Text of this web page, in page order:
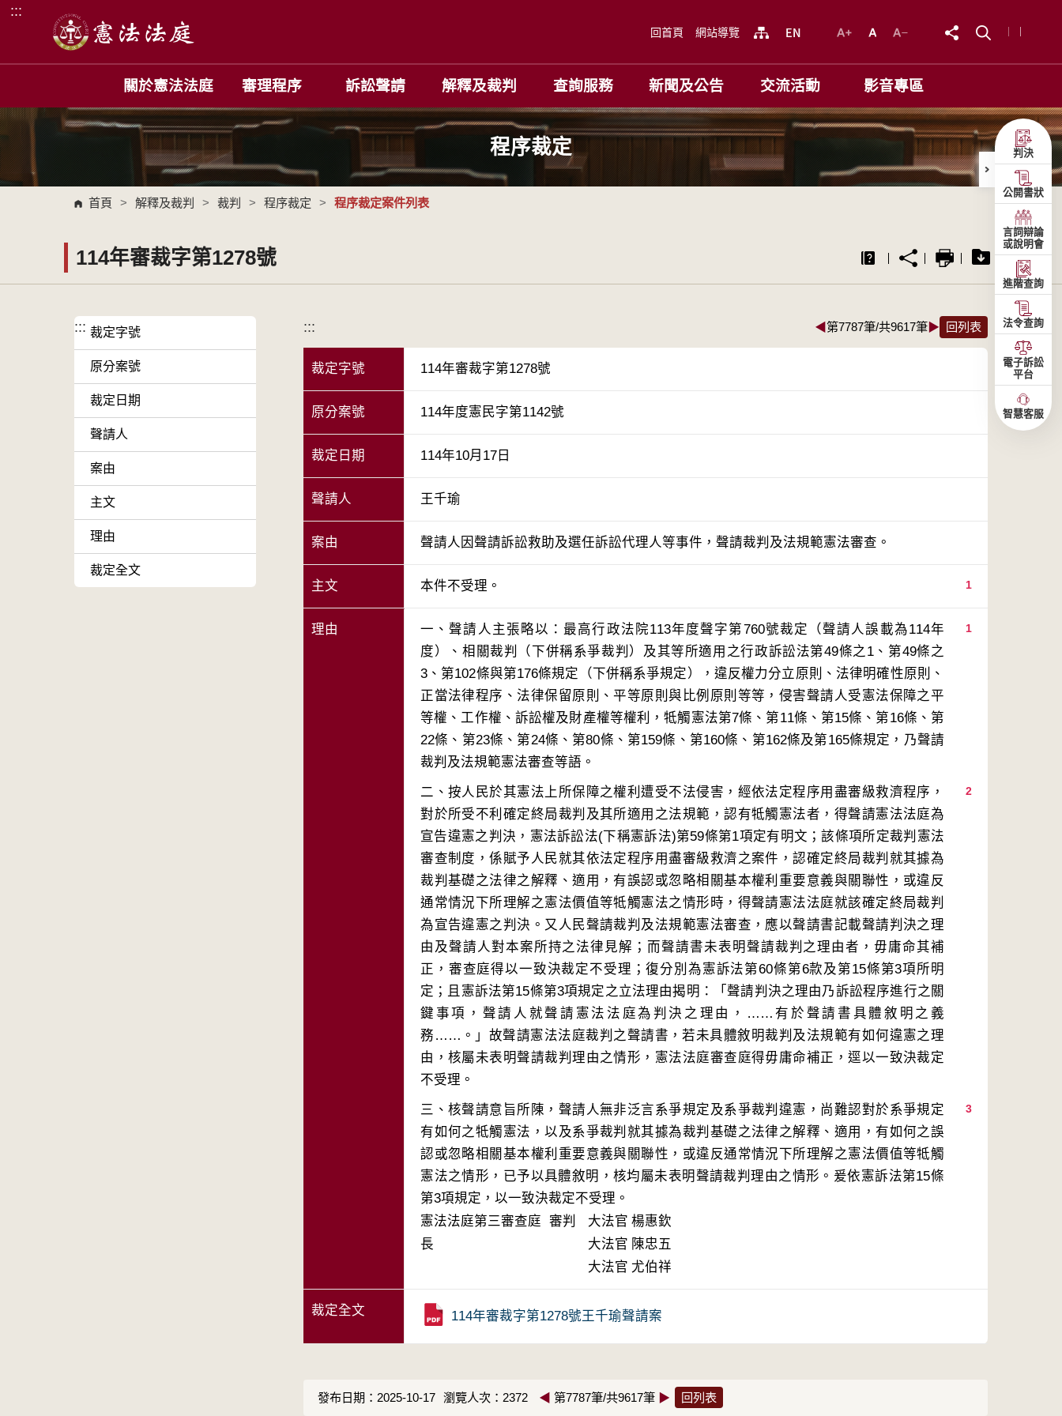
跳到主要內容區塊
:::
回首頁 網站導覽
關於憲法法庭 審理程序 訴訟聲請 解釋及裁判 查詢服務 新聞及公告 交流活動 影音專區
程序裁定
首頁 > 解釋及裁判 > 裁判 > 程序裁定 > 程序裁定案件列表
114年審裁字第1278號
::: 裁定字號
原分案號
裁定日期
聲請人
案由
主文
理由
裁定全文
::: ◀第7787筆/共9617筆▶ 回列表
裁定字號 114年審裁字第1278號
原分案號 114年度憲民字第1142號
裁定日期 114年10月17日
聲請人 王千瑜
案由 聲請人因聲請訴訟救助及選任訴訟代理人等事件，聲請裁判及法規範憲法審查。
主文 1
本件不受理。
理由 1
一、聲請人主張略以：最高行政法院113年度聲字第760號裁定（聲請人誤載為114年
度）、相關裁判（下併稱系爭裁判）及其等所適用之行政訴訟法第49條之1、第49條之
3、第102條與第176條規定（下併稱系爭規定），違反權力分立原則、法律明確性原則、
正當法律程序、法律保留原則、平等原則與比例原則等等，侵害聲請人受憲法保障之平
等權、工作權、訴訟權及財產權等權利，牴觸憲法第7條、第11條、第15條、第16條、第
22條、第23條、第24條、第80條、第159條、第160條、第162條及第165條規定，乃聲請
2
二、按人民於其憲法上所保障之權利遭受不法侵害，經依法定程序用盡審級救濟程序，
對於所受不利確定終局裁判及其所適用之法規範，認有牴觸憲法者，得聲請憲法法庭為
宣告違憲之判決，憲法訴訟法(下稱憲訴法)第59條第1項定有明文；該條項所定裁判憲法
審查制度，係賦予人民就其依法定程序用盡審級救濟之案件，認確定終局裁判就其據為
裁判基礎之法律之解釋、適用，有誤認或忽略相關基本權利重要意義與關聯性，或違反
通常情況下所理解之憲法價值等牴觸憲法之情形時，得聲請憲法法庭就該確定終局裁判
為宣告違憲之判決。又人民聲請裁判及法規範憲法審查，應以聲請書記載聲請判決之理
由及聲請人對本案所持之法律見解；而聲請書未表明聲請裁判之理由者，毋庸命其補
正，審查庭得以一致決裁定不受理；復分別為憲訴法第60條第6款及第15條第3項所明
定；且憲訴法第15條第3項規定之立法理由揭明：「聲請判決之理由乃訴訟程序進行之關
鍵事項，聲請人就聲請憲法法庭為判決之理由，……有於聲請書具體敘明之義
務……。」故聲請憲法法庭裁判之聲請書，若未具體敘明裁判及法規範有如何違憲之理
由，核屬未表明聲請裁判理由之情形，憲法法庭審查庭得毋庸命補正，逕以一致決裁定
3
三、核聲請意旨所陳，聲請人無非泛言系爭規定及系爭裁判違憲，尚難認對於系爭規定
有如何之牴觸憲法，以及系爭裁判就其據為裁判基礎之法律之解釋、適用，有如何之誤
認或忽略相關基本權利重要意義與關聯性，或違反通常情況下所理解之憲法價值等牴觸
憲法之情形，已予以具體敘明，核均屬未表明聲請裁判理由之情形。爰依憲訴法第15條
第3項規定，以一致決裁定不受理。
憲法法庭第三審查庭 審判
長
大法官 楊惠欽
大法官 陳忠五
大法官 尤伯祥
裁定全文 114年審裁字第1278號王千瑜聲請案
發布日期：2025-10-17 瀏覽人次：2372 ◀ 第7787筆/共9617筆 ▶ 回列表
判決
公開書狀
言詞辯論
或說明會
進階查詢
法令查詢
電子訴訟
平台
智慧客服